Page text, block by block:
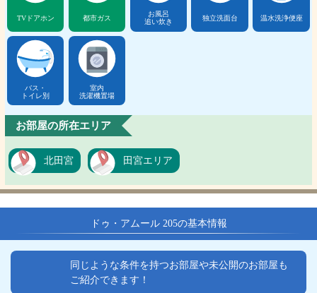
TVドアホン 都市ガス
お風呂
追い炊き
独立洗面台 温水洗浄便座
バス・
トイレ別
室内
洗濯機置場
お部屋の所在エリア
北田宮 田宮エリア
ドゥ・アムール 205の基本情報
同じような条件を持つお部屋や未公開のお部屋も
ご紹介できます！